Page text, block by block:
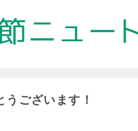
うございます！